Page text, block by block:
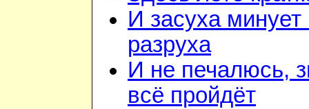
И засуха минует
разруха
И не печалюсь,
всё пройдёт